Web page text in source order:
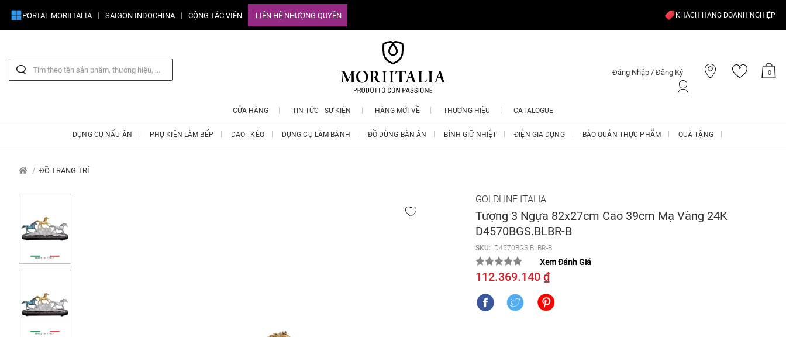
PORTAL MORIITALIA SAIGON INDOCHINA CỘNG TÁC VIÊN LIÊN HỆ NHƯỢNG QUYỀN KHÁCH HÀNG DOANH NGHIỆP
Đăng Nhập / Đăng Ký 0
CỬA HÀNG TIN TỨC - SỰ KIỆN HÀNG MỚI VỀ THƯƠNG HIỆU CATALOGUE
DỤNG CỤ NẤU ĂN PHỤ KIỆN LÀM BẾP DAO - KÉO DỤNG CỤ LÀM BÁNH ĐỒ DÙNG BÀN ĂN BÌNH GIỮ NHIỆT ĐIỆN GIA DỤNG BẢO QUẢN THỰC PHẨM QUÀ TẶNG
ĐỒ TRANG TRÍ
GOLDLINE ITALIA
Tượng 3 Ngựa 82x27cm Cao 39cm Mạ Vàng 24K
D4570BGS.BLBR-B
SKU: D4570BGS.BLBR-B
Xem Đánh Giá
112.369.140 ₫